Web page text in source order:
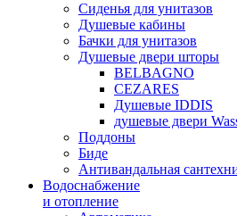
Сиденья для унитазов
Душевые кабины
Бачки для унитазов
Душевые двери шторы
BELBAGNO
CEZARES
Душевые IDDIS
душевые двери
Поддоны
Биде
Антивандальная
Водоснабжение
и отопление